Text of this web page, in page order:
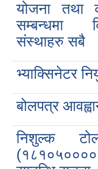
योजना तथा
सम्बन्धमा
संस्थाहरु सबै
भ्याक्सिनेटर
बोलपत्र
निशुल्क